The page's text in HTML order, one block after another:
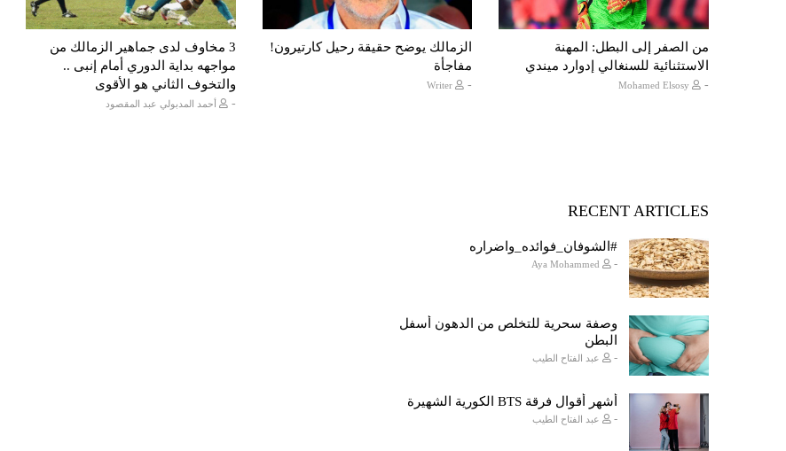
من الصفر إلى البطل: المهنة
الاستثنائية للسنغالي إدوارد ميندي
-
الزمالك يوضح حقيقة رحيل كارتيرون!
مفاجأة
-
Writer
3 مخاوف لدى جماهير الزمالك من
مواجهه بداية الدوري أمام إنبى ..
والتخوف الثاني هو الأقوى
- أحمد المدبولي عبد المقصود
RECENT ARTICLES
#الشوفان_فوائده_واضراره
-
وصفة سحرية للتخلص من الدهون أسفل
البطن
- عبد الفتاح الطيب
أشهر أقوال فرقة BTS الكورية الشهيرة
- عبد الفتاح الطيب